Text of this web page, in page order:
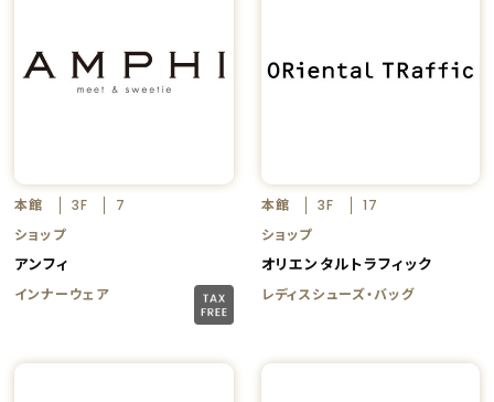
本館 3F
7
ショップ
アンフィ
インナーウェア
本館 3F
17
ショップ
オリエンタルトラフィック
レディスシューズ・バッグ